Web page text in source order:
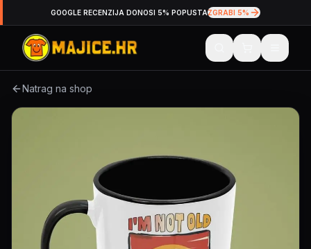
GOOGLE RECENZIJA DONOSI 5% POPUSTAZGRABI 5%
Natrag na shop